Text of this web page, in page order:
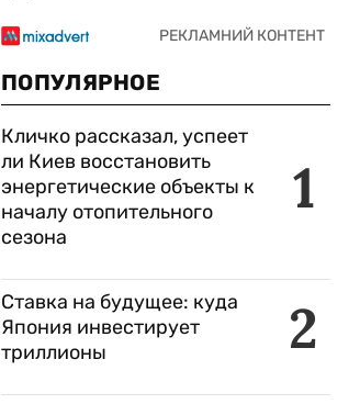
ПОПУЛЯРНОЕ
1
Кличко рассказал, успеет
ли Киев восстановить
энергетические объекты к
началу отопительного
сезона
2
Ставка на будущее: куда
Япония инвестирует
триллионы